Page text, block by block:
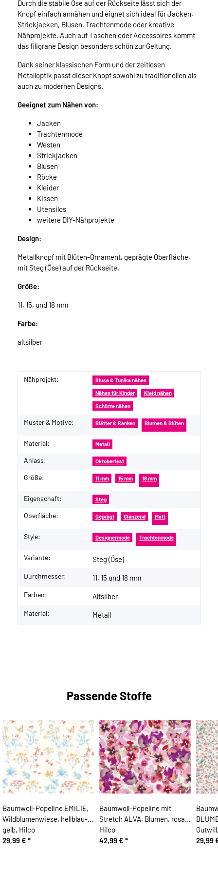
Durch die stabile Öse auf der Rückseite lässt sich der
Knopf einfach annähen und eignet sich ideal für Jacken,
Strickjacken, Blusen, Trachtenmode oder kreative
Nähprojekte. Auch auf Taschen oder Accessoires kommt
das filigrane Design besonders schön zur Geltung.
Dank seiner klassischen Form und der zeitlosen
Metalloptik passt dieser Knopf sowohl zu traditionellen als
auch zu modernen Designs.
Geeignet zum Nähen von:
Jacken
Trachtenmode
Westen
Strickjacken
Blusen
Röcke
Kleider
Kissen
Utensilos
weitere DIY-Nähprojekte
Design:
Metallknopf mit Blüten-Ornament, geprägte Oberfläche,
mit Steg (Öse) auf der Rückseite.
Größe:
11, 15, und 18 mm
Farbe:
altsilber
Produkteigenschaft
Wert
Nähprojekt: Bluse & Tunika nähen
Nähen für Kinder Kleid nähen
Schürze nähen
Muster & Motive: Blätter & Ranken Blumen & Blüten
Material: Metall
Anlass: Oktoberfest
Größe: 11 mm 15 mm 18 mm
Eigenschaft: Steg
Oberfläche: Geprägt Glänzend Matt
Style: Designermode Trachtenmode
Variante: Steg (Öse)
Durchmesser: 11, 15 und 18 mm
Farben: Altsilber
Material: Metall
Passende Stoffe
Baumwoll-Popeline EMILIE,
Wildblumenwiese, hellblau-
gelb, Hilco
29,99 € *
Baumwoll-Popeline mit
Stretch ALVA, Blumen, rosa,
Hilco
42,99 € *
29,99